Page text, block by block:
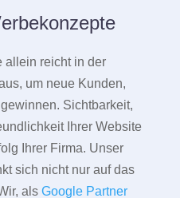
allein reicht in der
um neue Kunden,
Sichtbarkeit,
Ihrer Website
Ihrer Firma. Unser
sich nicht nur auf das
als Google Partner